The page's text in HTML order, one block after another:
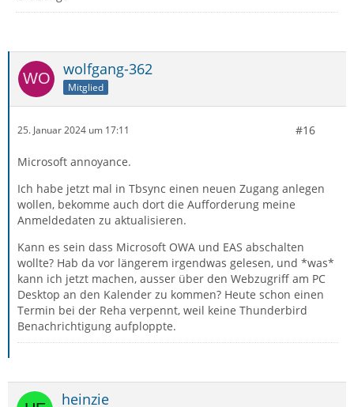
wolfgang-362
Mitglied
25. Januar 2024 um 17:11 #16
Microsoft annoyance.
Ich habe jetzt mal in Tbsync einen neuen Zugang anlegen
wollen, bekomme auch dort die Aufforderung meine
Anmeldedaten zu aktualisieren.
Kann es sein dass Microsoft OWA und EAS abschalten
wollte? Hab da vor längerem irgendwas gelesen, und *was*
kann ich jetzt machen, ausser über den Webzugriff am PC
Desktop an den Kalender zu kommen? Heute schon einen
Termin bei der Reha verpennt, weil keine Thunderbird
Benachrichtigung aufploppte.
heinzie